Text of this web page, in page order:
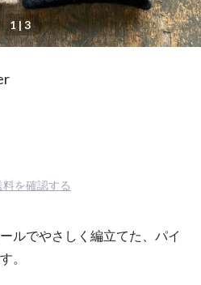
1| 3
料を確認する
ルでやさしく編立てた、パイ
。